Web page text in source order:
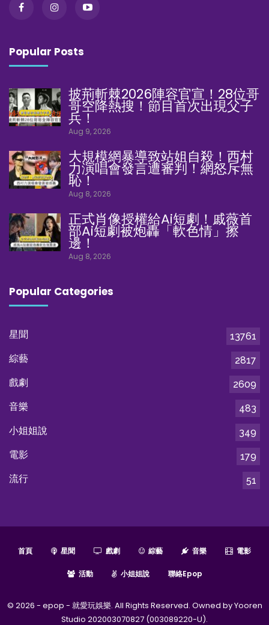
Popular Posts
披荊斬棘2026陣容官宣！28位哥
哥空降熱搜！節目首次出現父子
兵！
Aug 9, 2026
大規模網暴導致站姐自殺！西村
力演唱會發言遭審判！網怒斥無
恥！
Aug 8, 2026
正式肖像授權給Ai短劇！戚薇首
部Ai短劇被炮轟「軟色情」擦
邊！
Aug 8, 2026
Popular Categories
星聞
13761
綜藝
2817
戲劇
2609
音樂
483
小姐姐說
349
電影
179
流行
51
首頁 星聞 戲劇 綜藝 音樂 電影
活動 小姐姐說 聯絡epop
© 2026 - epop - 就愛玩娛樂. All Rights Reserved. Owned by Yooren
Studio 202003070827 (003089220-U).